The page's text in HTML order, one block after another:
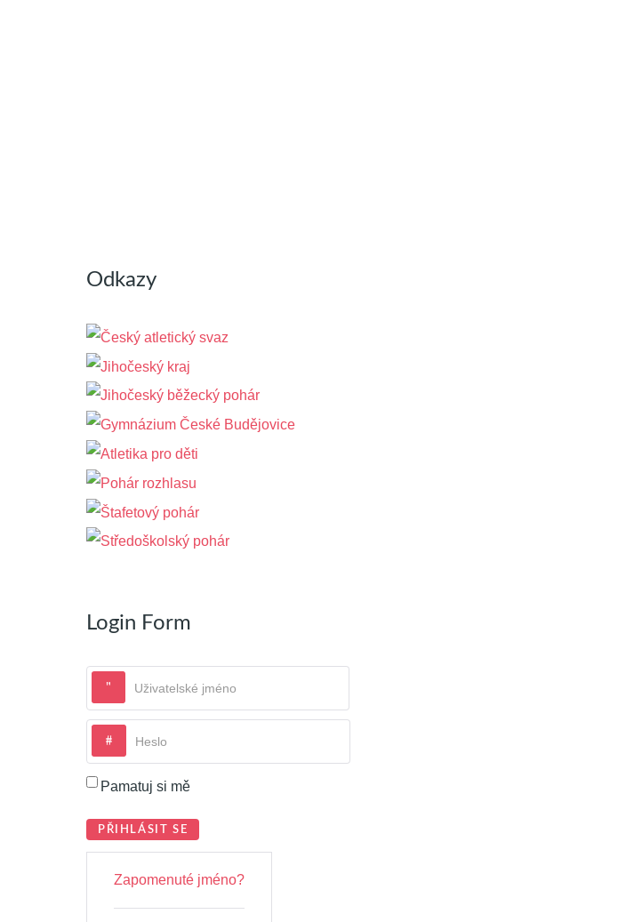
Odkazy
Login Form
Uživatelské jméno
Heslo
Pamatuj si mě
PŘIHLÁSIT SE
Zapomenuté jméno?